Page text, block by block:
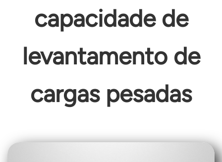
capacidade de
levantamento de
cargas pesadas